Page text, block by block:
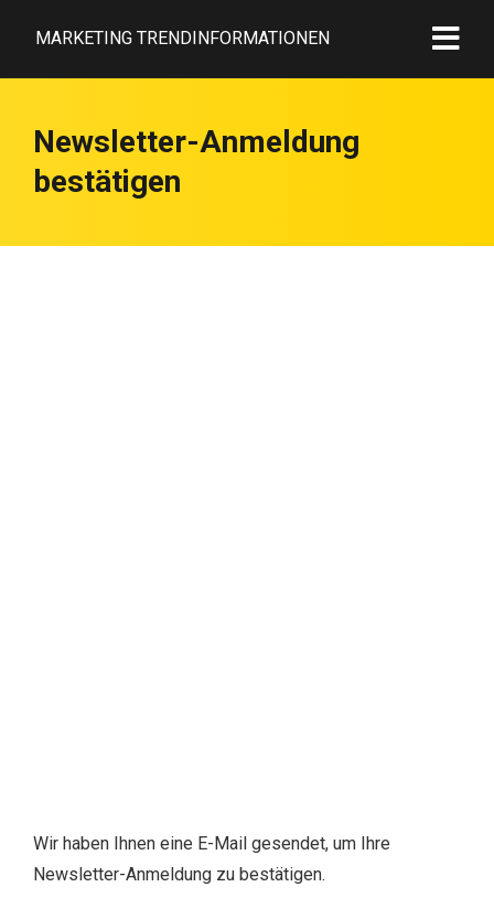
MARKETING TRENDINFORMATIONEN
Newsletter-Anmeldung
bestätigen
Wir haben Ihnen eine E-Mail gesendet, um Ihre
Newsletter-Anmeldung zu bestätigen.